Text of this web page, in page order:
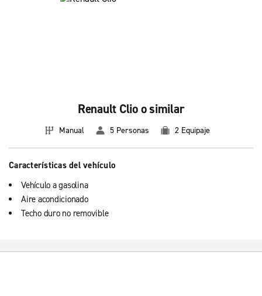
Renault Clio o similar
Manual 5 Personas 2 Equipaje
Características del vehículo
Vehículo a gasolina
Aire acondicionado
Techo duro no removible